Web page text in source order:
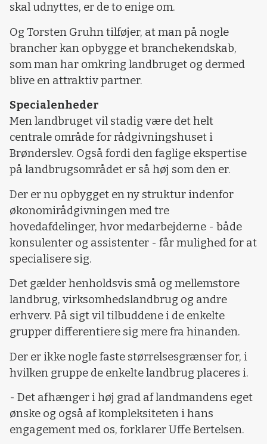
skal udnyttes, er de to enige om.
Og Torsten Gruhn tilføjer, at man på nogle
brancher kan opbygge et branchekendskab,
som man har omkring landbruget og dermed
blive en attraktiv partner.
Specialenheder
Men landbruget vil stadig være det helt
centrale område for rådgivningshuset i
Brønderslev. Også fordi den faglige ekspertise
på landbrugsområdet er så høj som den er.
Der er nu opbygget en ny struktur indenfor
økonomirådgivningen med tre
hovedafdelinger, hvor medarbejderne - både
konsulenter og assistenter - får mulighed for at
specialisere sig.
Det gælder henholdsvis små og mellemstore
landbrug, virksomhedslandbrug og andre
erhverv. På sigt vil tilbuddene i de enkelte
grupper differentiere sig mere fra hinanden.
Der er ikke nogle faste størrelsesgrænser for, i
hvilken gruppe de enkelte landbrug placeres i.
- Det afhænger i høj grad af landmandens eget
ønske og også af kompleksiteten i hans
engagement med os, forklarer Uffe Bertelsen.